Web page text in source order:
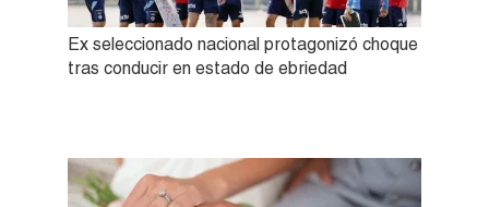
Ex seleccionado nacional protagonizó choque
tras conducir en estado de ebriedad